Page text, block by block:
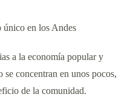
en los Andes
a la economía popular y
concentran en unos pocos,
de la comunidad.